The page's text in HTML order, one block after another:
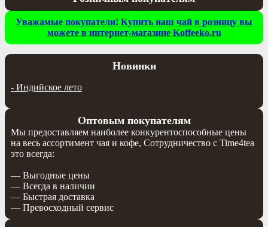
Уважамые покупатели! Купить наш чай в розницу вы
можете в интернет-магазине Koffeeko.ru
Новинки
- Индийское лето
Оптовым покупателям
Мы предоставляем наиболее конкурентоспособные цены
на весь ассортимент чая и кофе, Сотрудничество с Time4tea
это всегда:
— Выгодные цены
— Всегда в наличии
— Быстрая доставка
— Превосходный сервис